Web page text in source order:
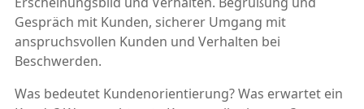
Gespräch mit Kunden, sicherer Umgang mit
anspruchsvollen Kunden und Verhalten bei
Beschwerden.
Was bedeutet Kundenorientierung? Was erwartet ein